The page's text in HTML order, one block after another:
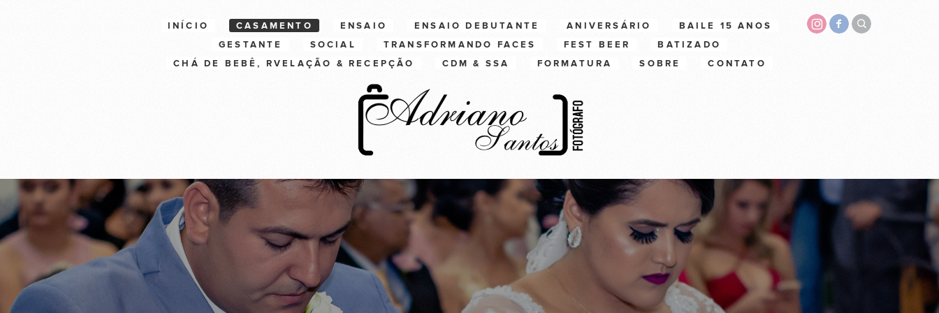
INÍCIO CASAMENTO ENSAIO ENSAIO DEBUTANTE ANIVERSÁRIO
BAILE 15 ANOS
GESTANTE
SOCIAL TRANSFORMANDO FACES FEST BEER
BATIZADO
CHÁ DE BEBÊ, RVELAÇÃO & RECEPÇÃO
CDM & SSA FORMATURA SOBRE CONTATO